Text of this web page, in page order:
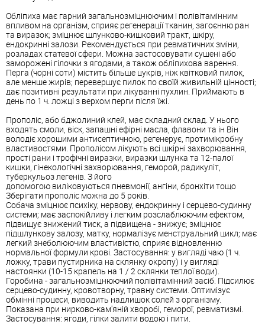
Обліпиха має гарний загальнозміцнюючим і полівітамінним
впливом на організм, сприяє регенерації тканин, загоєнню ран
та виразок; зміцнює шлунково-кишковий тракт, шкіру,
ендокринні залози. Рекомендується при ревматичних зміни,
розладах статевої сфери. Можна застосовувати сушені або
заморожені гілочки з ягодами, а також обліпихова варення.
Перга (чорні соти) містить більше цукрів, ніж квітковий пилок,
але менше жирів; перевершує пилок по своїй живильній цінності;
дає позитивні результати при лікуванні пухлин. Приймають в
день по 1 ч. ложці з верхом перги після їжі.
Прополіс, або бджолиний клей, має складний склад. У нього
входять смоли, віск, запашні ефірні масла, флавони та ін Він
володіє хорошими антисептичною, регенерує, протимікробну
властивостями. Прополісом лікують всі шкірні захворювання,
прості рани і трофічні виразки, виразки шлунка та 12-палої
кишки, гінекологічні захворювання, геморой, радикуліт,
туберкульоз легенів. З його
допомогою виліковуються пневмонії, ангіни, бронхіти тощо
Зберігати прополіс можна до 5 років.
Собача зміцнює психіку, нервову, ендокринну і серцево-судинну
системи; має заспокійливу і легким розслаблюючим ефектом,
підвищує знижений тиск, а підвищена - знижує; зміцнює
підшлункову залозу, матку, нормалізує менструальний цикл; має
легкий знеболюючим властивістю, сприяє відновленню
нормальної формули крові. Застосування: у вигляді чаю (1 ч.
ложку, трави пустирника на склянку окропу) і у вигляді
настоянки (10-15 крапель на 1 / 2 склянки теплої води).
Горобина - загальнозміцнюючий полівітамінний засіб. Підсилює
серцево-судинну, кровотворну, травну системи. Оптимізує
обмінні процеси, виводить надлишок солей з організму.
Показана при нирково-кам'яній хворобі, геморої, ревматизмі.
Застосування: ягоди, гілки залити водою і пити.